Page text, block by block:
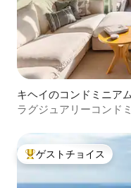
キヘイのコンドミニアム
ラグジュアリーコンド
大好評のゲストチョイ
ゲストチョイス